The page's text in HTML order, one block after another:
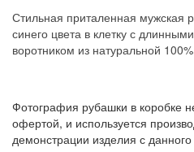
Стильная приталенная мужская
синего цвета в клетку с
воротником из натуральной
Фотография рубашки в коробке
офертой, и используется
демонстрации изделия с данного